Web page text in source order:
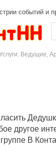
событий и
Ведущие,
другое
В